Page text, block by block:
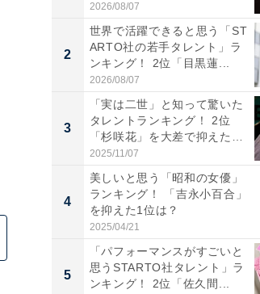
2026/08/07
2
世界で活躍できると思う「ST
ARTO社の若手タレント」ラ
ンキング！ 2位「目黒蓮...
2026/08/07
3
「実は二世」と知って驚いた
タレントランキング！ 2位
「杉咲花」を大差で抑えた1
位...
2025/11/07
4
美しいと思う「昭和の女優」
ランキング！ 「吉永小百合」
を抑えた1位は？
2025/04/21
5
「パフォーマンスがすごいと
思うSTARTO社タレント」ラ
ンキング！ 2位「佐久間...